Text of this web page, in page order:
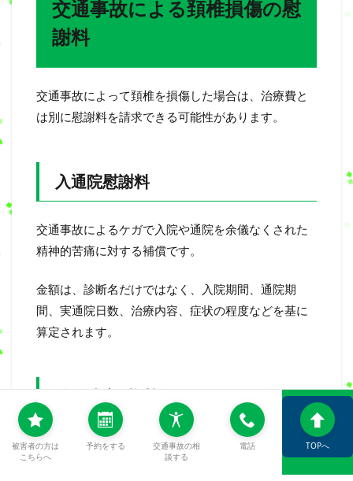
交通事故による頚椎損傷の慰
謝料
交通事故によって頚椎を損傷した場合は、治療費と
は別に慰謝料を請求できる可能性があります。
入通院慰謝料
交通事故によるケガで入院や通院を余儀なくされた
精神的苦痛に対する補償です。
金額は、診断名だけではなく、入院期間、通院期
間、実通院日数、治療内容、症状の程度などを基に
算定されます。
後遺障害慰謝料
治療後も痛み、しびれ、可動域制限、麻痺などが残
り、後遺障害等級が認定された場合に請求できる慰
被害者の方は
こちらへ
予約をする
交通事故の相
談する
電話 TOPへ